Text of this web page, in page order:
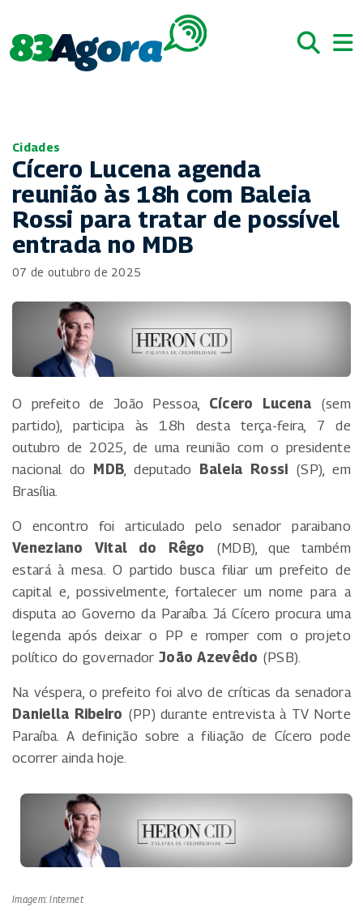
Cidades
Cícero Lucena agenda
reunião às 18h com Baleia
Rossi para tratar de possível
entrada no MDB
07 de outubro de 2025
O prefeito de João Pessoa, Cícero Lucena (sem
partido), participa às 18h desta terça-feira, 7 de
outubro de 2025, de uma reunião com o presidente
nacional do MDB , deputado Baleia Rossi (SP), em
Brasília.
O encontro foi articulado pelo senador paraibano
Veneziano Vital do Rêgo (MDB), que também
estará à mesa. O partido busca filiar um prefeito de
capital e, possivelmente, fortalecer um nome para a
disputa ao Governo da Paraíba. Já Cícero procura uma
legenda após deixar o PP e romper com o projeto
político do governador João Azevêdo (PSB).
Na véspera, o prefeito foi alvo de críticas da senadora
Daniella Ribeiro (PP) durante entrevista à TV Norte
Paraíba. A definição sobre a filiação de Cícero pode
ocorrer ainda hoje.
Imagem: Internet